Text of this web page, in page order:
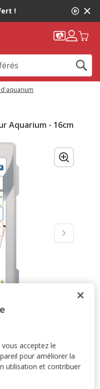
!
Aquarium - 16cm
acceptez le
pour améliorer la
utilisation et contribuer